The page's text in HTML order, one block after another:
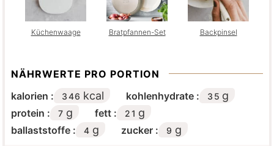
Küchenwaage Bratpfannen-Set Backpinsel
NÄHRWERTE PRO PORTION
kalorien :
346 kcal kohlenhydrate : 35 g
protein : 7 g fett : 21 g
ballaststoffe : 4 g zucker : 9 g